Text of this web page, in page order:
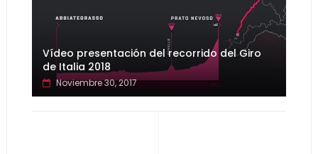
Vídeo presentación del recorrido del Giro
de Italia 2018
Noviembre 30, 2017